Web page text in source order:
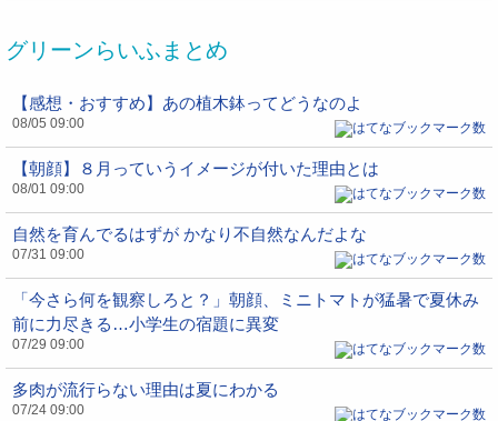
グリーンらいふまとめ
【感想・おすすめ】あの植木鉢ってどうなのよ
08/05 09:00
【朝顔】８月っていうイメージが付いた理由とは
08/01 09:00
自然を育んでるはずが かなり不自然なんだよな
07/31 09:00
「今さら何を観察しろと？」朝顔、ミニトマトが猛暑で夏休み
前に力尽きる…小学生の宿題に異変
07/29 09:00
多肉が流行らない理由は夏にわかる
07/24 09:00